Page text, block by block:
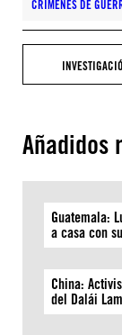
CRÍMENES DE
Añadidos
Guatemala:
a casa con
China:
del Dalái